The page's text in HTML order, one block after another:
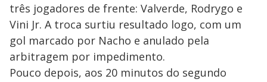
três jogadores de frente: Valverde, Rodrygo e
Vini Jr. A troca surtiu resultado logo, com um
gol marcado por Nacho e anulado pela
arbitragem por impedimento.
Pouco depois, aos 20 minutos do segundo